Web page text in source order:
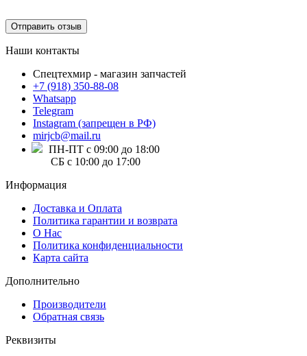
Отправить отзыв
Наши контакты
Спецтехмир - магазин запчастей
+7 (918) 350-88-08
Whatsapp
Telegram
Instagram (запрещен в РФ)
mirjcb@mail.ru
ПН-ПТ с 09:00 до 18:00
СБ с 10:00 до 17:00
Информация
Доставка и Оплата
Политика гарантии и возврата
О Нас
Политика конфиденциальности
Карта сайта
Дополнительно
Производители
Обратная связь
Реквизиты